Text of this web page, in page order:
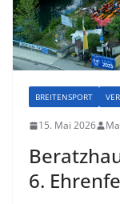
BREITENSPORT
15. Mai 2026
6.